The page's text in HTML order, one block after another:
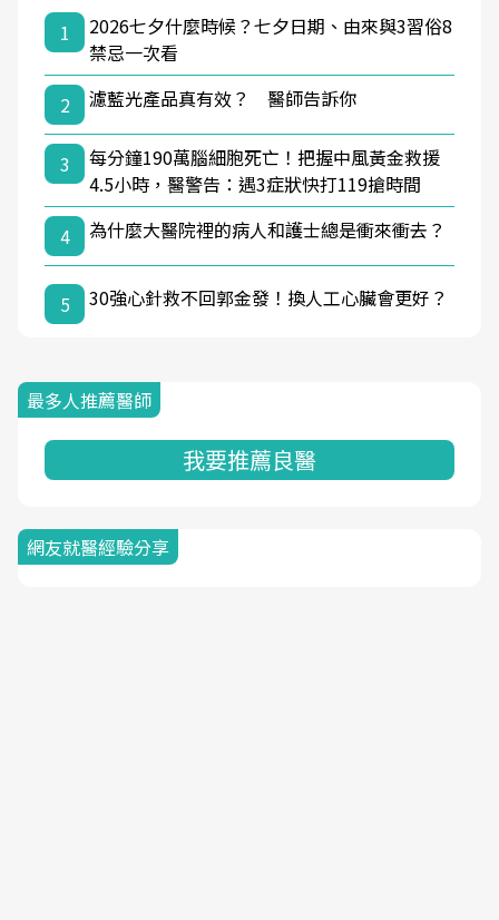
1
2026七夕什麼時候？七夕日期、由來與3習俗8
禁忌一次看
2
濾藍光產品真有效？ 醫師告訴你
3
每分鐘190萬腦細胞死亡！把握中風黃金救援
4.5小時，醫警告：遇3症狀快打119搶時間
4
為什麼大醫院裡的病人和護士總是衝來衝去？
5 30強心針救不回郭金發！換人工心臟會更好？
最多人推薦醫師
我要推薦良醫
網友就醫經驗分享